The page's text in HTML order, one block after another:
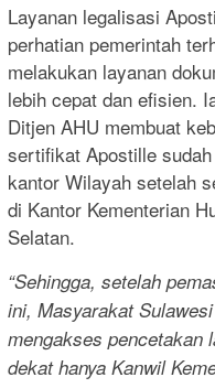
Layanan legalisasi
perhatian pemerintah
melakukan layanan
lebih cepat dan efisien.
Ditjen AHU membuat
sertifikat Apostille
kantor Wilayah setelah
di Kantor Kementerian
Selatan.
“Sehingga, setelah
ini, Masyarakat
mengakses pencetakan
dekat hanya Kanwil